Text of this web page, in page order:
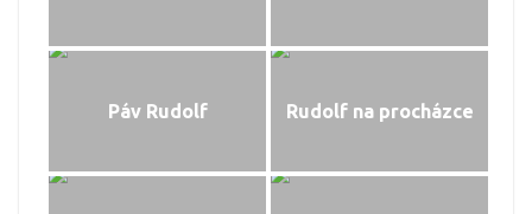
Páv Rudolf Rudolf na procházce